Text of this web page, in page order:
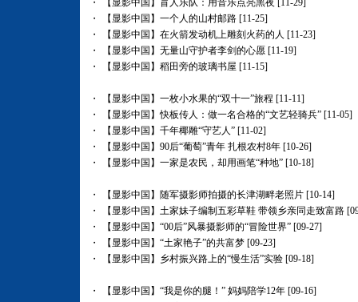
・ 【显影中国】盲人乐队：用音乐点亮黑夜 [11-29]
・
【显影中国】一个人的山村邮路 [11-25]
・
【显影中国】在火箭发动机上雕刻火药的人 [11-23]
・
【显影中国】无量山守护者李剑的心愿 [11-19]
・
【显影中国】稻田旁的玻璃书屋 [11-15]
・ 【显影中国】一枚小水果的“双十一”旅程 [11-11]
・
【显影中国】快板传人：做一名合格的“文艺轻骑兵” [11-05]
・
【显影中国】千年椰雕“守艺人” [11-02]
・
【显影中国】90后“葡萄”青年 扎根农村8年 [10-26]
・
【显影中国】一家是农民，却用画笔“种地” [10-18]
・ 【显影中国】随军摄影师拍摄的长津湖畔老照片 [10-14]
・
【显影中国】土家妹子编制五彩草鞋 带领乡亲同走致富路
・
【显影中国】“00后”风暴摄影师的“冒险世界” [09-27]
・
【显影中国】“土家艳子”的共富梦 [09-23]
・
【显影中国】乡村振兴路上的“慢生活”实验 [09-18]
・ 【显影中国】“我是你的腿！” 妈妈陪学12年 [09-16]